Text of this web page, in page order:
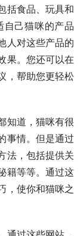
括食品、玩具和
己猫咪的产品
人对这些产品的
果。您还可以在
，帮助您更轻松
知道，猫咪有很
事情。但是通过
法，包括提供关
籍等等。通过这
，使你和猫咪之